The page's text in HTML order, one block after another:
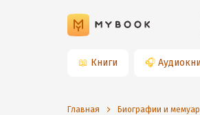
📖 Книги 🎧
Главная Биографии и